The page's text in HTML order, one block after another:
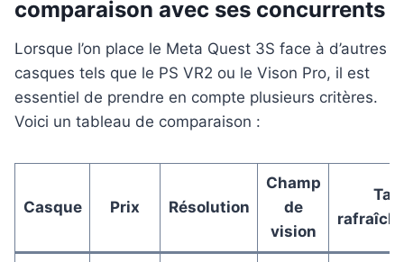
comparaison avec ses concurrents
Lorsque l’on place le Meta Quest 3S face à d’autres
casques tels que le PS VR2 ou le Vison Pro, il est
essentiel de prendre en compte plusieurs critères.
Voici un tableau de comparaison :
Casque Prix Résolution
Champ
de
vision